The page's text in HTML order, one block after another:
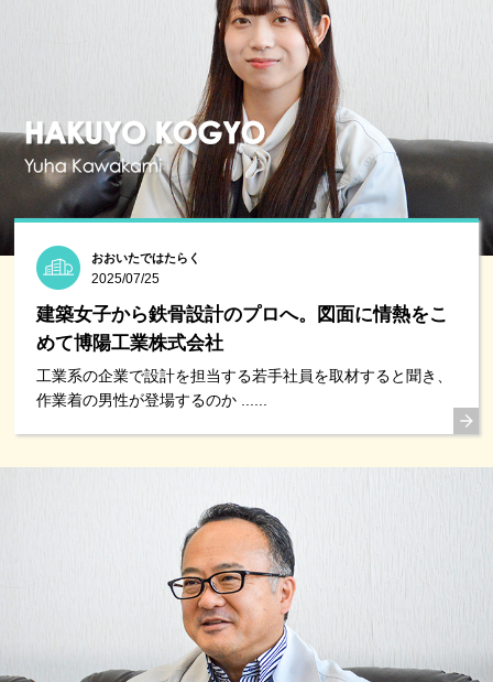
おおいたではたらく
2025/07/25
建築女子から鉄骨設計のプロへ。図面に情熱をこ
めて博陽工業株式会社
工業系の企業で設計を担当する若手社員を取材すると聞き、
作業着の男性が登場するのか ......